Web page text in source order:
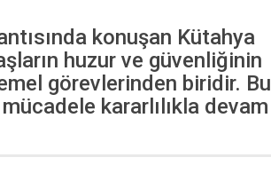
konuşan Kütahya
huzur ve güvenliğinin
görevlerinden biridir. Bu
kararlılıkla devam